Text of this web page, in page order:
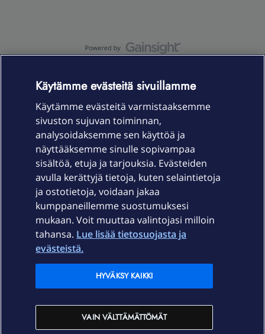
Laitteet & liittymät
Palvelut
Ajankohtaista
Elisa Oyj
In English
Käytämme evästeitä sivuillamme
Käytämme evästeitä varmistaaksemme
sivuston sujuvan toiminnan,
analysoidaksemme sen käyttöä ja
näyttääksemme sinulle sopivampaa
sisältöä, etuja ja tarjouksia. Evästeiden
avulla kerättyjä tietoja, kuten selaintietoja
ja ostotietoja, voidaan jakaa
kumppaneillemme suostumuksesi
mukaan. Voit muuttaa valintojasi milloin
tahansa. Lue lisää tietosuojasta ja
evästeistä.
VAIN VÄLTTÄMÄTTÖMÄT
HYVÄKSY KAIKKI